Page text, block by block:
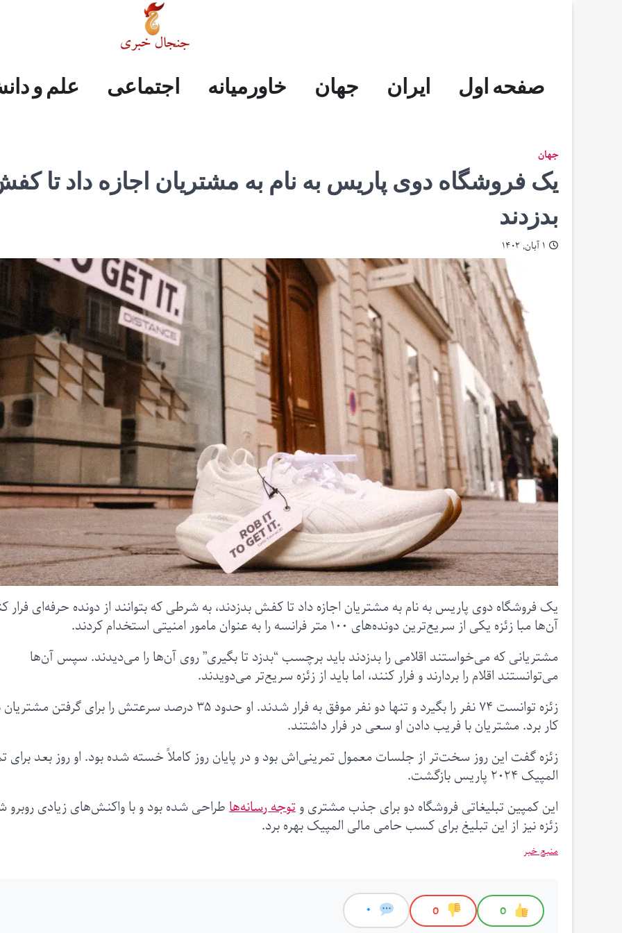
صفحه
ایران
جهان
خاورمیانه
اجتماعی
علم
فرهنگی
صفحه اول ایران جهان خاورمیانه اجتماعی علم و
جهان
یک فروشگاه دوی پاریس به نام به مشتریان اجازه داد تا
بدزدند
۱ آبان, ۱۴۰۲
یک فروشگاه دوی پاریس به نام به مشتریان اجازه داد تا کفش بدزدند، به شرطی که بتوانند از دونده حرفه‌ای فرار
آن‌ها مبا زئزه یکی از سریع‌ترین دونده‌های ۱۰۰ متر فرانسه را به عنوان مامور امنیتی استخدام کردند.
مشتریانی که می‌خواستند اقلامی را بدزدند باید برچسب “بدزد تا بگیری” روی آن‌ها را می‌دیدند. سپس آن‌ها
می‌توانستند اقلام را بردارند و فرار کنند، اما باید از زئزه سریع‌تر می‌دویدند.
زئزه توانست ۷۴ نفر را بگیرد و تنها دو نفر موفق به فرار شدند. او حدود ۳۵ درصد سرعتش را برای گرفتن
کار برد. مشتریان با فریب دادن او سعی در فرار داشتند.
زئزه گفت این روز سخت‌تر از جلسات معمول تمرینی‌اش بود و در پایان روز کاملاً خسته شده بود. او روز بعد برای
المپیک ۲۰۲۴ پاریس بازگشت.
این کمپین تبلیغاتی فروشگاه دو برای جذب مشتری وتوجه رسانه‌هاطراحی شده بود و با واکنش‌های زیادی روبرو
زئزه نیز از این تبلیغ برای کسب حامی مالی المپیک بهره برد.
منبع خبر
0
0
0